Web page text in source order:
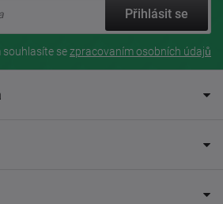
Přihlásit se
souhlasíte sezpracovaním osobních údajů